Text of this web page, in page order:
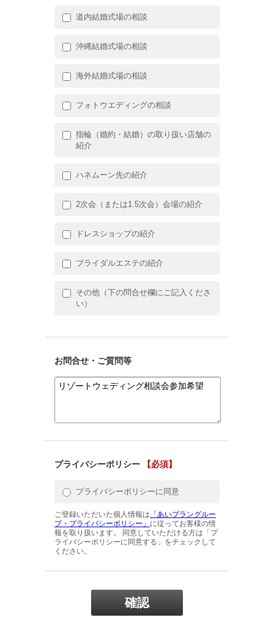
道内結婚式場の相談
沖縄結婚式場の相談
海外結婚式場の相談
フォトウエディングの相談
指輪（婚約・結婚）の取り扱い店舗の
紹介
ハネムーン先の紹介
2次会（または1.5次会）会場の紹介
ドレスショップの紹介
ブライダルエステの紹介
その他（下の問合せ欄にご記入くださ
い）
お問合せ・ご質問等
プライバシーポリシー 【必須】
プライバシーポリシーに同意
ご登録いただいた個人情報は 「あいプラングルー
プ・プライバシーポリシー」 に従ってお客様の情
報を取り扱います。 同意していただける方は「プ
ライバシーポリシーに同意する」をチェックして
ください。